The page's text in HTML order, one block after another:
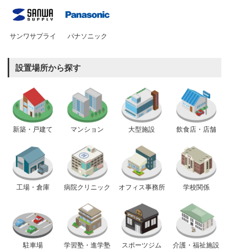
サンワサプライ パナソニック
設置場所から探す
新築・戸建て マンション 大型施設 飲食店・店舗
工場・倉庫 病院クリニック オフィス事務所 学校関係
駐車場 学習塾・進学塾 スポーツジム 介護・福祉施設